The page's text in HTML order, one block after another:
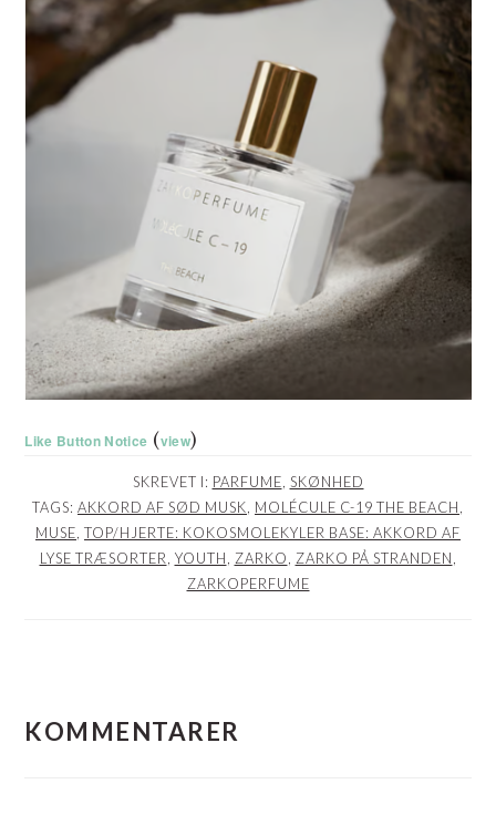
Like Button Notice (view)
SKREVET I: PARFUME SKØNHED
TAGS: AKKORD AF SØD MUSK MOLÉCULE C-19 THE BEACH
MUSE TOP/HJERTE: KOKOSMOLEKYLER BASE: AKKORD AF
LYSE TRÆSORTER YOUTH ZARKO ZARKO PÅ STRANDEN
ZARKOPERFUME
KOMMENTARER